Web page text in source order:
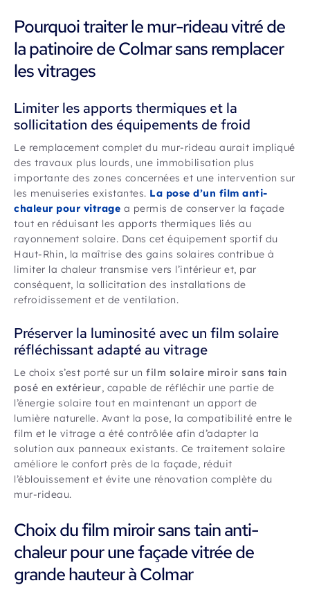
Pourquoi traiter le mur-rideau vitré de
la patinoire de Colmar sans remplacer
les vitrages
Limiter les apports thermiques et la
sollicitation des équipements de froid
Le remplacement complet du mur-rideau aurait impliqué
des travaux plus lourds, une immobilisation plus
importante des zones concernées et une intervention sur
les menuiseries existantes. La pose d’un film anti-
chaleur pour vitrage a permis de conserver la façade
tout en réduisant les apports thermiques liés au
rayonnement solaire. Dans cet équipement sportif du
Haut-Rhin, la maîtrise des gains solaires contribue à
limiter la chaleur transmise vers l’intérieur et, par
conséquent, la sollicitation des installations de
refroidissement et de ventilation.
Préserver la luminosité avec un film solaire
réfléchissant adapté au vitrage
Le choix s’est porté sur un film solaire miroir sans tain
posé en extérieur, capable de réfléchir une partie de
l’énergie solaire tout en maintenant un apport de
lumière naturelle. Avant la pose, la compatibilité entre le
film et le vitrage a été contrôlée afin d’adapter la
solution aux panneaux existants. Ce traitement solaire
améliore le confort près de la façade, réduit
l’éblouissement et évite une rénovation complète du
mur-rideau.
Choix du film miroir sans tain anti-
chaleur pour une façade vitrée de
grande hauteur à Colmar